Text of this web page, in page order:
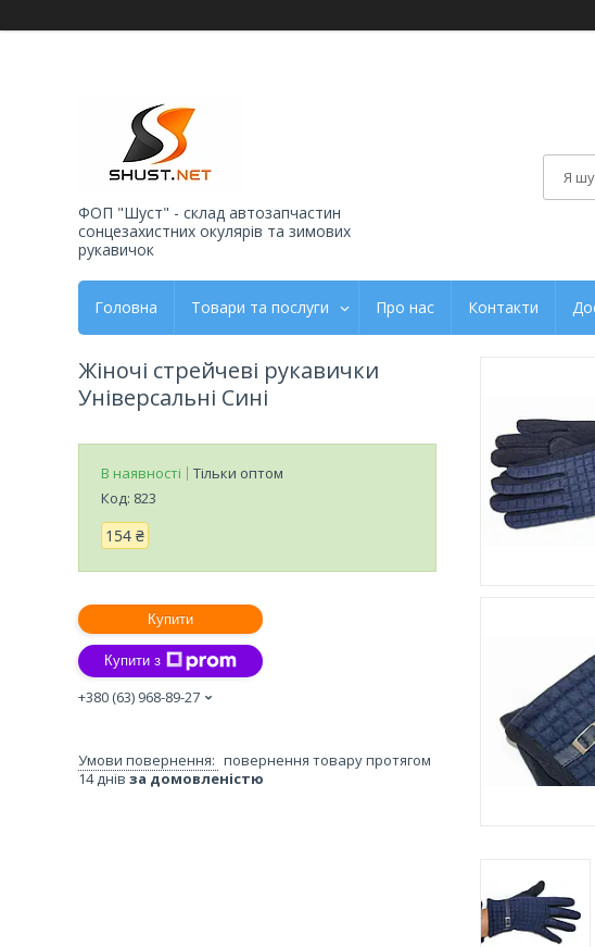
ФОП "Шуст" - склад автозапчастин
сонцезахистних окулярів та зимових
рукавичок
Головна Товари та послуги Про нас Контакти
Жіночі стрейчеві рукавички
Універсальні Сині
В наявності
Тільки оптом
Код: 823
154 ₴
Купити
Купити з
+380 (63) 968-89-27
повернення товару протягом
14 днів за домовленістю